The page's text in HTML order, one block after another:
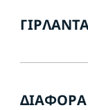
ΔΙΆΦΟΡΑ